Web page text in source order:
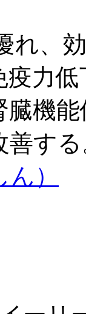
れ、
疫力
機
善す
）